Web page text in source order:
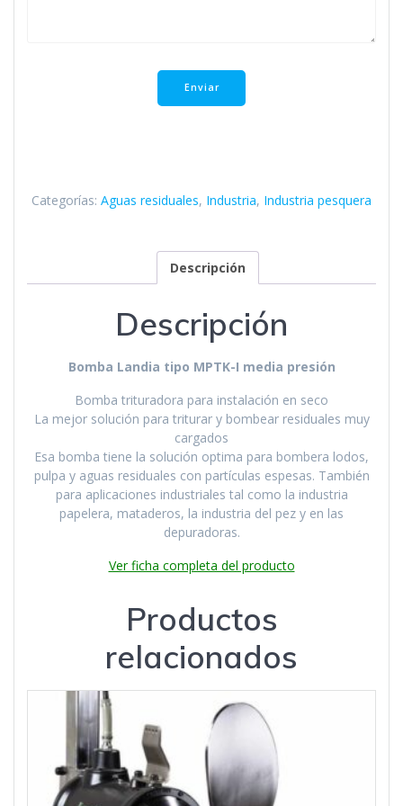
Categorías: Aguas residuales, Industria, Industria pesquera
Descripción
Descripción
Bomba Landia tipo MPTK-I media presión
Bomba trituradora para instalación en seco
La mejor solución para triturar y bombear residuales muy
cargados
Esa bomba tiene la solución optima para bombera lodos,
pulpa y aguas residuales con partículas espesas. También
para aplicaciones industriales tal como la industria
papelera, mataderos, la industria del pez y en las
depuradoras.
Ver ficha completa del producto
Productos
relacionados